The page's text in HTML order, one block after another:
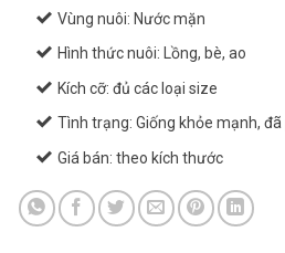
Vùng nuôi: Nước mặn
Hình thức nuôi: Lồng, bè, ao
Kích cỡ: đủ các loại size
Tình trạng: Giống khỏe mạnh,
Giá bán: theo kích thước